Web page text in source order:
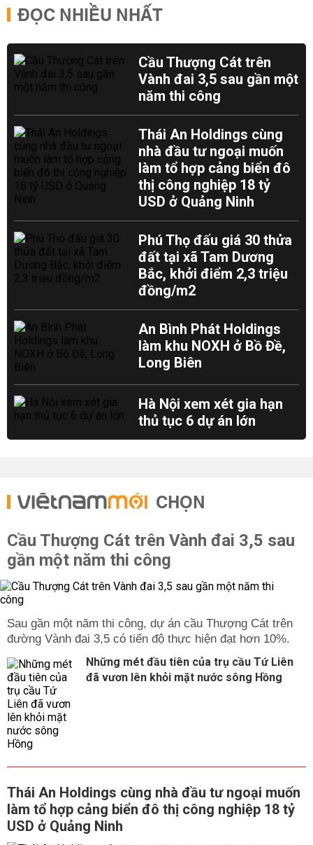
ĐỌC NHIỀU NHẤT
Cầu Thượng Cát trên
Vành đai 3,5 sau gần một
năm thi công
Thái An Holdings cùng
nhà đầu tư ngoại muốn
làm tổ hợp cảng biển đô
thị công nghiệp 18 tỷ
USD ở Quảng Ninh
Phú Thọ đấu giá 30 thửa
đất tại xã Tam Dương
Bắc, khởi điểm 2,3 triệu
đồng/m2
An Bình Phát Holdings
làm khu NOXH ở Bồ Đề,
Long Biên
Hà Nội xem xét gia hạn
thủ tục 6 dự án lớn
CHỌN
Cầu Thượng Cát trên Vành đai 3,5 sau
gần một năm thi công
Sau gần một năm thi công, dự án cầu Thượng Cát trên
đường Vành đai 3,5 có tiến độ thực hiện đạt hơn 10%.
Những mét đầu tiên của trụ cầu Tứ Liên
đã vươn lên khỏi mặt nước sông Hồng
Thái An Holdings cùng nhà đầu tư ngoại muốn
làm tổ hợp cảng biển đô thị công nghiệp 18 tỷ
USD ở Quảng Ninh